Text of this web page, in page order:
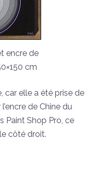
encre de
cm
car elle a été prise de
de Chine du
Paint Shop Pro, ce
côté droit.